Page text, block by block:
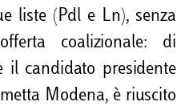
liste (Pdl e Ln), senza
coalizionale: di
il candidato presidente
Modena, è riuscito